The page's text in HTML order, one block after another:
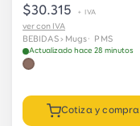
$30.315 + IVA
ver con IVA
BEBIDAS › Mugs· PMS
Actualizado hace 28 minutos
Cotiza y compra